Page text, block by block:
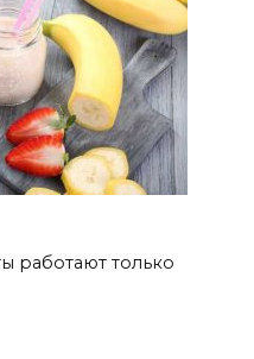
работают только